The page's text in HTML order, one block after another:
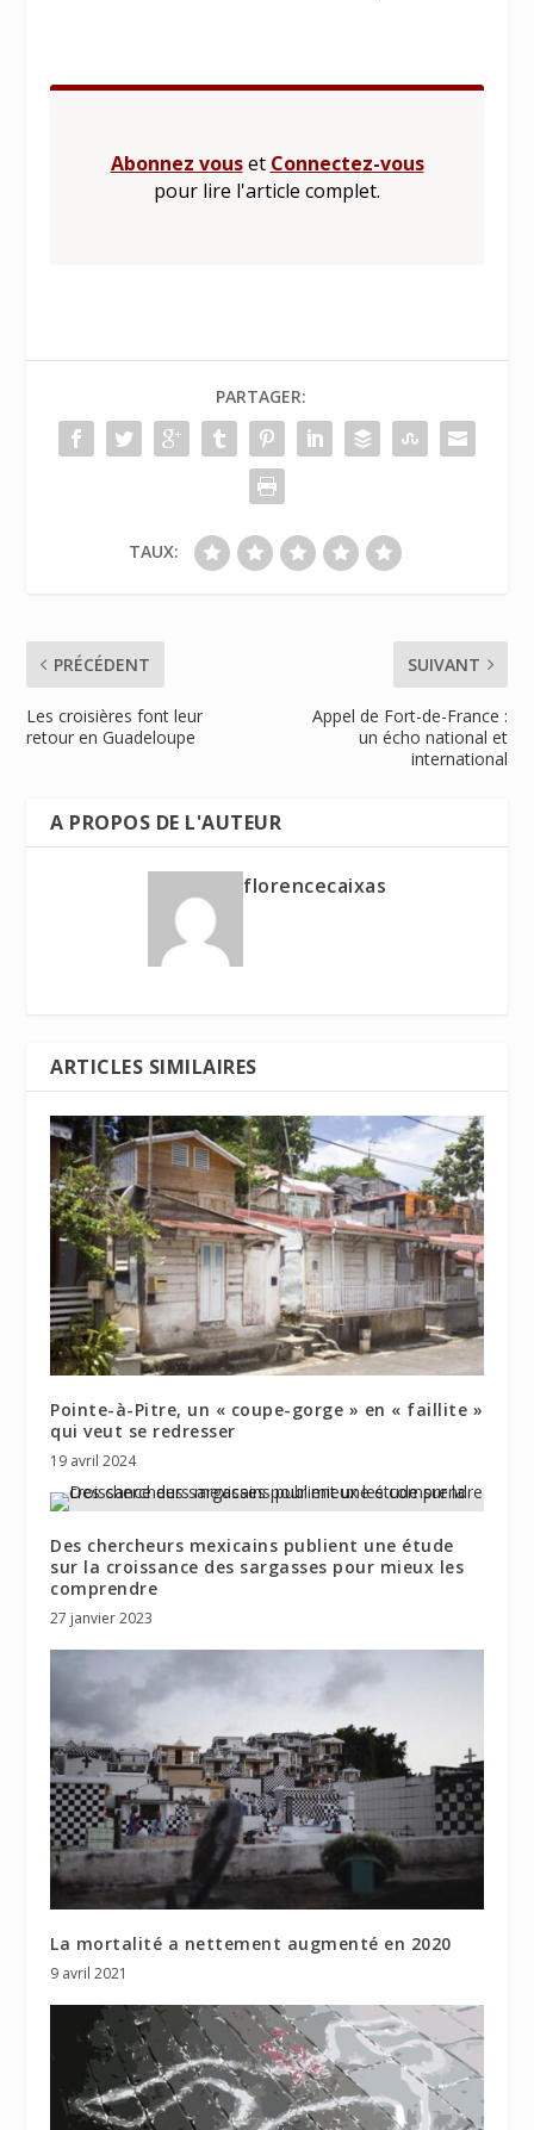
Abonnez vouset Connectez-vous
pour lire l'article complet.
PARTAGER:
TAUX:
PRÉCÉDENT
Les croisières font leur
retour en Guadeloupe
SUIVANT
Appel de Fort-de-France :
un écho national et
international
A PROPOS DE L'AUTEUR
florencecaixas
ARTICLES SIMILAIRES
Pointe-à-Pitre, un « coupe-gorge » en « faillite »
qui veut se redresser
19 avril 2024
Des chercheurs mexicains publient une étude
sur la croissance des sargasses pour mieux les
comprendre
27 janvier 2023
La mortalité a nettement augmenté en 2020
9 avril 2021